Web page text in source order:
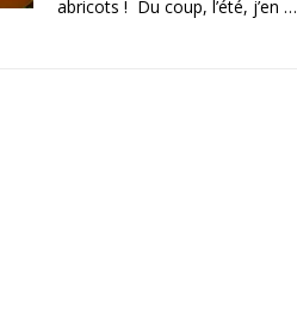
abricots ! Du coup, l’été, j’en …